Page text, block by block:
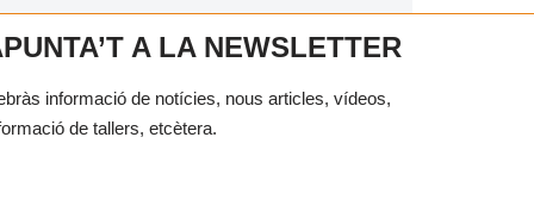
A LA NEWSLETTER
informació de notícies, nous articles, vídeos,
de tallers, etcètera.